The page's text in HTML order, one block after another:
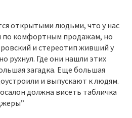
открытыми людьми, что у нас
по комфортным продажам, но
и стереотип живший у
рухнул. Где они нашли этих
загадка. Еще большая
и выпускают к людям.
должна висеть табличка